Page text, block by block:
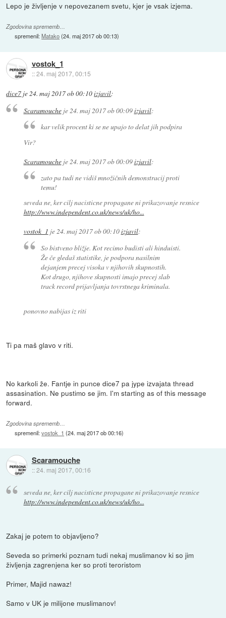
Lepo je življenje v nepovezanem svetu, kjer je vsak izjema.
Zgodovina sprememb…
spremenil:Matako(24. maj 2017 ob 00:13)
vostok_1
::24. maj 2017, 00:15
dice7 je24. maj 2017 ob 00:10izjavil:
Scaramoucheje 24. maj 2017 ob 00:09izjavil:
kar velik procent ki se ne upajo to delat jih podpira
Vir?
Scaramoucheje 24. maj 2017 ob 00:09izjavil:
zato pa tudi ne vidiš množičnih demonstracij proti
temu!
seveda ne, ker cilj nacisticne propagane ni prikazovanje resnice
http://www.independent.co.uk/news/uk/ho...
vostok_1 je24. maj 2017 ob 00:10izjavil:
So bistveno bližje. Kot recimo budisti ali hinduisti.
Že če gledaš statistike, je podpora nasilnim
dejanjem precej visoka v njihovih skupnostih.
Kot drugo, njihove skupnosti imajo precej slab
track record prijavljanja tovrstnega kriminala.
ponovno nabijas iz riti
Ti pa maš glavo v riti.
No karkoli že. Fantje in punce dice7 pa jype izvajata thread
assasination. Ne pustimo se jim. I'm starting as of this message
forward.
Zgodovina sprememb…
spremenil:vostok_1 (24. maj 2017 ob 00:16)
Scaramouche
::24. maj 2017, 00:16
seveda ne, ker cilj nacisticne propagane ni prikazovanje resnice
http://www.independent.co.uk/news/uk/ho...
Zakaj je potem to objavljeno?
Seveda so primerki poznam tudi nekaj muslimanov ki so jim
življenja zagrenjena ker so proti teroristom
Primer, Majid nawaz!
Samo v UK je milijone muslimanov!